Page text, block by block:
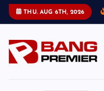
THU. AUG 6TH, 2026